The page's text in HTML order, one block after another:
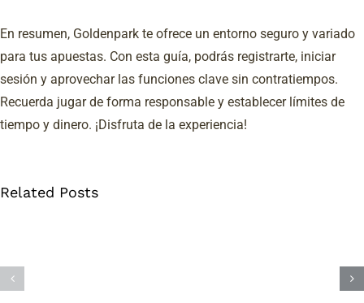
En resumen, Goldenpark te ofrece un entorno seguro y variado
para tus apuestas. Con esta guía, podrás registrarte, iniciar
sesión y aprovechar las funciones clave sin contratiempos.
Recuerda jugar de forma responsable y establecer límites de
tiempo y dinero. ¡Disfruta de la experiencia!
Related Posts